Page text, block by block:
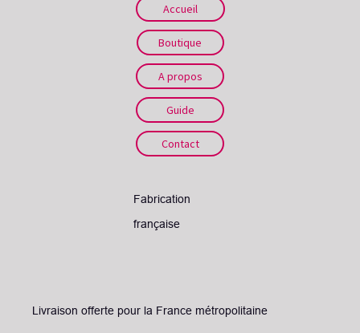
Accueil
Boutique
A propos
Guide
Contact
Fabrication
française
L ivraison offerte pour la France métropolitaine